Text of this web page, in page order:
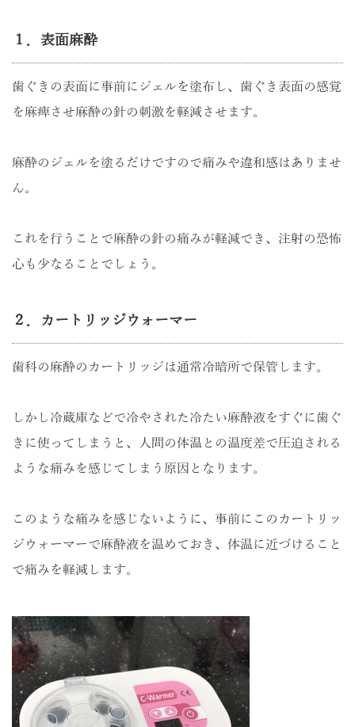
１．表面麻酔
歯ぐきの表面に事前にジェルを塗布し、歯ぐき表面の感覚
を麻痺させ麻酔の針の刺激を軽減させます。
麻酔のジェルを塗るだけですので痛みや違和感はありませ
ん。
これを行うことで麻酔の針の痛みが軽減でき、注射の恐怖
心も少なることでしょう。
２．カートリッジウォーマー
歯科の麻酔のカートリッジは通常冷暗所で保管します。
しかし冷蔵庫などで冷やされた冷たい麻酔液をすぐに歯ぐ
きに使ってしまうと、人間の体温との温度差で圧迫される
ような痛みを感じてしまう原因となります。
このような痛みを感じないように、事前にこのカートリッ
ジウォーマーで麻酔液を温めておき、体温に近づけること
で痛みを軽減します。